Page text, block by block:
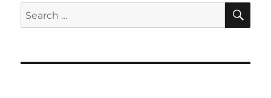
Search
for: